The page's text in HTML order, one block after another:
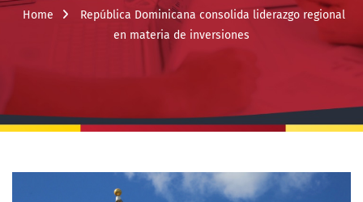
Home
República Dominicana consolida liderazgo regional
en materia de inversiones